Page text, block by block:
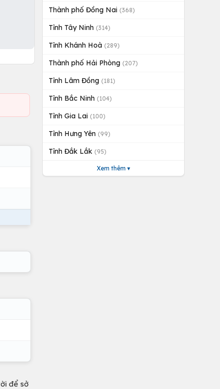
để sở
Thành phố Đồng Nai (368)
Tỉnh Tây Ninh (314)
Tỉnh Khánh Hoà (289)
Thành phố Hải Phòng (207)
Tỉnh Lâm Đồng (181)
Tỉnh Bắc Ninh (104)
Tỉnh Gia Lai (100)
Tỉnh Hưng Yên (99)
Tỉnh Đắk Lắk (95)
Xem thêm ▾